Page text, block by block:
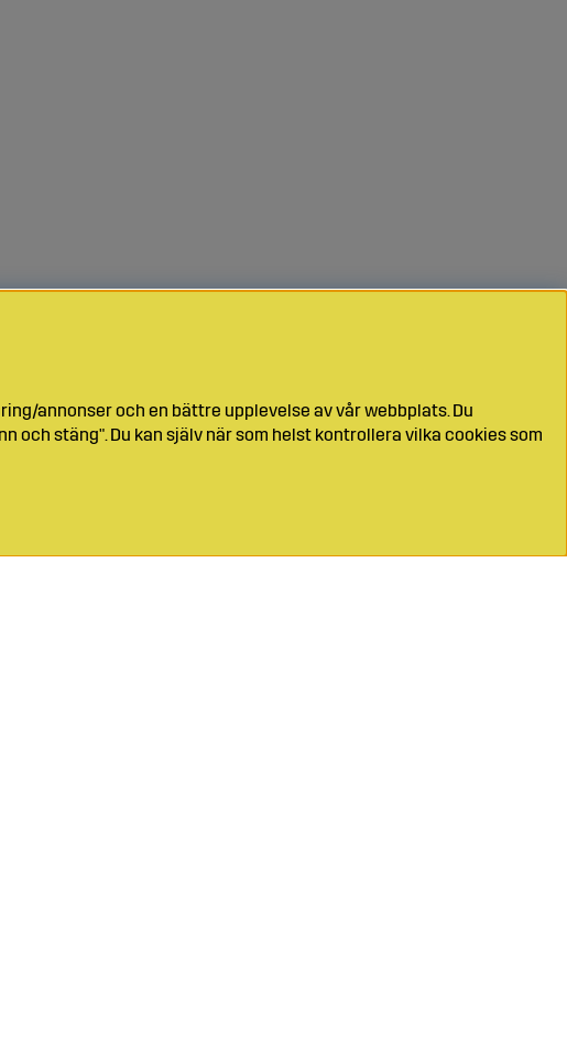
annonser och en bättre upplevelse av vår webbplats. Du
stäng". Du kan själv när som helst kontrollera vilka cookies som